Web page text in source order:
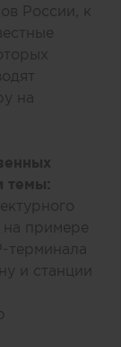
России, к
на
темы:
на примере
терминала
и станции